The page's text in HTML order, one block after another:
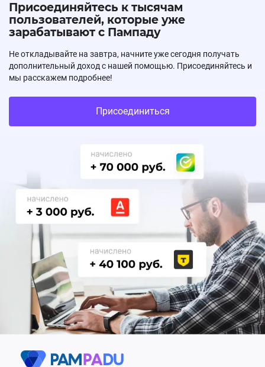
Присоединяйтесь к тысячам
пользователей, которые уже
зарабатывают с Пампаду
Не откладывайте на завтра, начните уже сегодня получать
дополнительный доход с нашей помощью. Присоединяйтесь и
мы расскажем подробнее!
Присоединиться